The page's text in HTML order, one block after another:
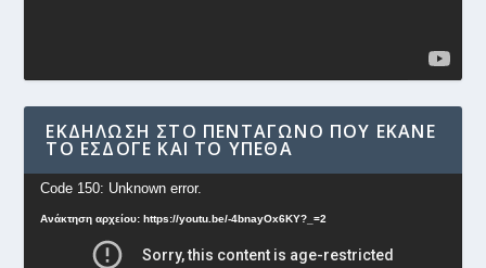
ΕΚΔΉΛΩΣΗ ΣΤΟ ΠΕΝΤΆΓΩΝΟ ΠΟΥ ΈΚΑΝΕ
ΤΟ ΕΣΔΟΓΕ ΚΑΙ ΤΟ ΥΠΕΘΑ
Πρόγραμμα
Αναπαραγωγής
Code 150: Unknown error.
Ανάκτηση αρχείου: https://youtu.be/-4bnayOx6KY?_=2